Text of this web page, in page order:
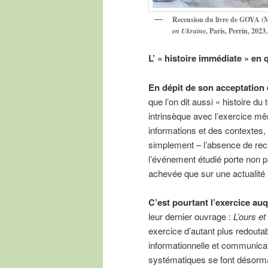
Recension du livre de GOYA
en Ukraine, Paris, Perrin,
L’ « histoire immédiate » en
En dépit de son acceptation
que l’on dit aussi « histoire
intrinsèque avec l’exercice
informations et des
simplement – l’absence de
l’événement étudié porte non
achevée que sur une
C’est pourtant l’exercice
leur dernier ouvrage : L’ours
exercice d’autant plus
informationnelle et
systématiques se font